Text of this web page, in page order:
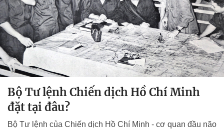
Bộ Tư lệnh Chiến dịch Hồ Chí Minh
đặt tại đâu?
Bộ Tư lệnh của Chiến dịch Hồ Chí Minh - cơ quan đầu não